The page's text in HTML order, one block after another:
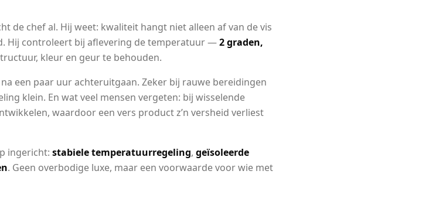
de chef al. Hij weet: kwaliteit hangt niet alleen af van de vis
Hij controleert bij aflevering de temperatuur —2 graden,
kleur en geur te behouden.
een paar uur achteruitgaan. Zeker bij rauwe bereidingen
klein. En wat veel mensen vergeten: bij wisselende
waardoor een vers product z’n versheid verliest
ingericht: stabiele temperatuurregeling, geïsoleerde
. Geen overbodige luxe, maar een voorwaarde voor wie met